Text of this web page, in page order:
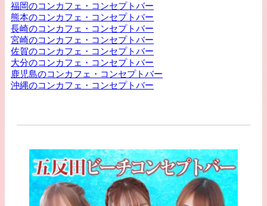
福岡のコンカフェ・コンセプトバー
熊本のコンカフェ・コンセプトバー
長崎のコンカフェ・コンセプトバー
宮崎のコンカフェ・コンセプトバー
佐賀のコンカフェ・コンセプトバー
大分のコンカフェ・コンセプトバー
鹿児島のコンカフェ・コンセプトバー
沖縄のコンカフェ・コンセプトバー